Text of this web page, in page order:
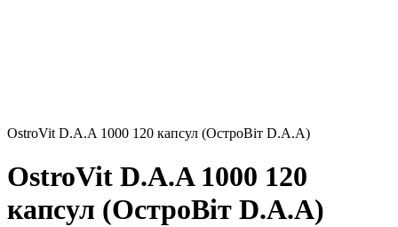
OstroVit D.A.A 1000 120 капсул (ОстроВіт D.A.A)
OstroVit D.A.A 1000 120
капсул (ОстроВіт D.A.A)